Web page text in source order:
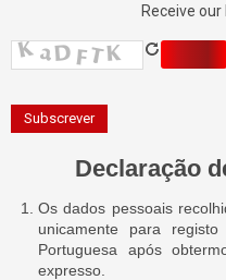
Receive
Declaração
Os dados pessoais
unicamente para
Portuguesa após
expresso.